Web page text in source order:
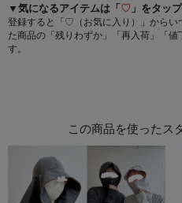
▼気になるアイテムは「♡ 」をタッ
登録すると「♡（お気に入り）」からい
た商品の「残りわずか」「再入荷」「
す。
この商品を使ったス